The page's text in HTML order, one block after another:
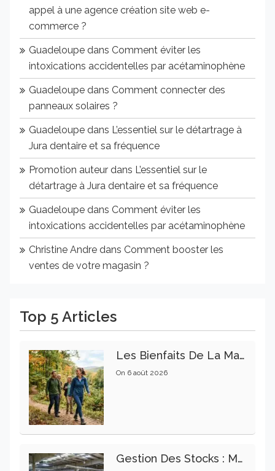
appel à une agence création site web e-
commerce ?
Guadeloupe dans Comment éviter les
intoxications accidentelles par acétaminophène
Guadeloupe dans Comment connecter des
panneaux solaires ?
Guadeloupe dans L’essentiel sur le détartrage à
Jura dentaire et sa fréquence
Promotion auteur dans L’essentiel sur le
détartrage à Jura dentaire et sa fréquence
Guadeloupe dans Comment éviter les
intoxications accidentelles par acétaminophène
Christine Andre dans Comment booster les
ventes de votre magasin ?
Top 5 Articles
Les Bienfaits De La Marche Sur La Santé Physique Et Mentale
On 6 août 2026
Gestion Des Stocks : Meilleures Pratiques Intralogistiques